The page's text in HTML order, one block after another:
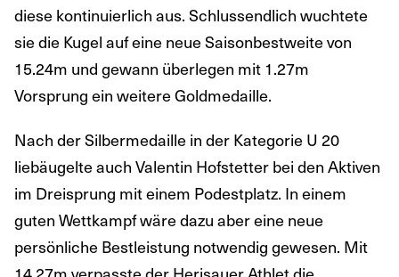
diese kontinuierlich aus. Schlussendlich wuchtete
sie die Kugel auf eine neue Saisonbestweite von
15.24m und gewann überlegen mit 1.27m
Vorsprung ein weitere Goldmedaille.
Nach der Silbermedaille in der Kategorie U 20
liebäugelte auch Valentin Hofstetter bei den Aktiven
im Dreisprung mit einem Podestplatz. In einem
guten Wettkampf wäre dazu aber eine neue
persönliche Bestleistung notwendig gewesen. Mit